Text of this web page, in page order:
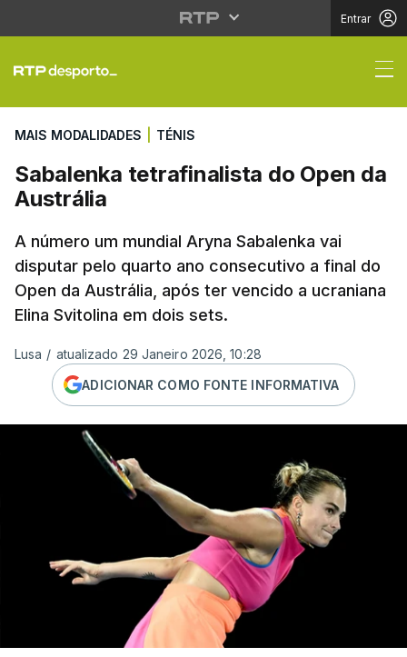
Entrar
Sabalenka
MAIS MODALIDADES TÉNIS
Sabalenka tetrafinalista do Open da
Austrália
A número um mundial Aryna Sabalenka vai
disputar pelo quarto ano consecutivo a final do
Open da Austrália, após ter vencido a ucraniana
Elina Svitolina em dois sets.
Lusa / atualizado 29 Janeiro 2026, 10:28
ADICIONAR COMO FONTE INFORMATIVA